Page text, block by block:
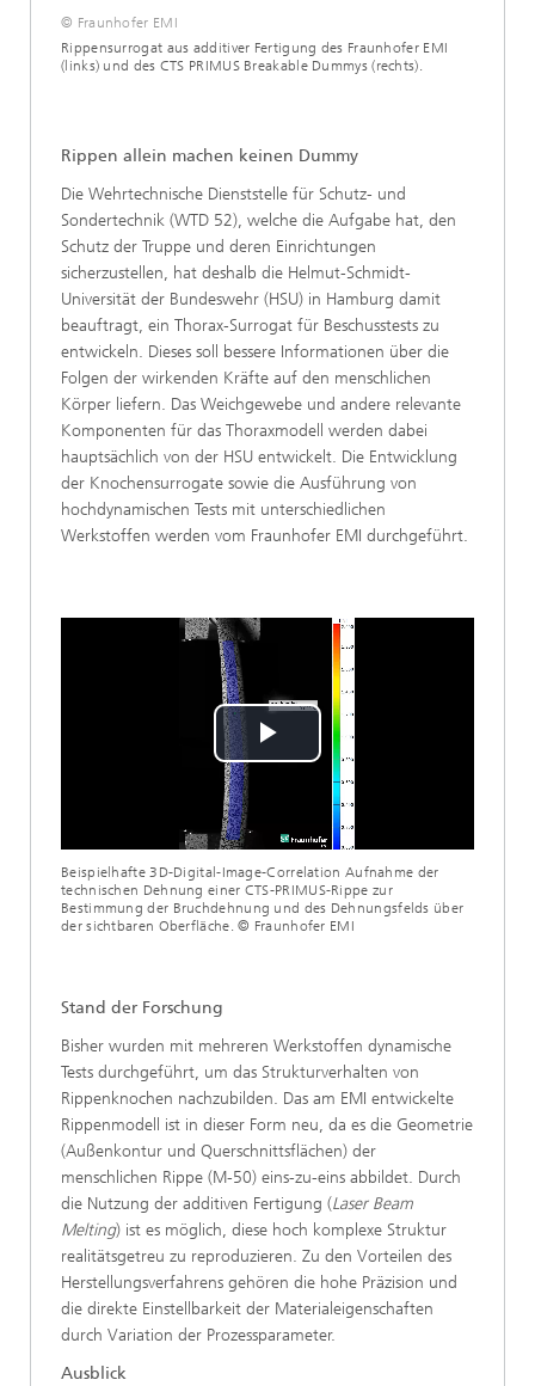
© Fraunhofer EMI
Rippensurrogat aus additiver Fertigung des Fraunhofer EMI
(links) und des CTS PRIMUS Breakable Dummys (rechts).
Rippen allein machen keinen Dummy
Die Wehrtechnische Dienststelle für Schutz- und
Sondertechnik (WTD 52), welche die Aufgabe hat, den
Schutz der Truppe und deren Einrichtungen
sicherzustellen, hat deshalb die Helmut-Schmidt-
Universität der Bundeswehr (HSU) in Hamburg damit
beauftragt, ein Thorax-Surrogat für Beschusstests zu
entwickeln. Dieses soll bessere Informationen über die
Folgen der wirkenden Kräfte auf den menschlichen
Körper liefern. Das Weichgewebe und andere relevante
Komponenten für das Thoraxmodell werden dabei
hauptsächlich von der HSU entwickelt. Die Entwicklung
der Knochensurrogate sowie die Ausführung von
hochdynamischen Tests mit unterschiedlichen
Werkstoffen werden vom Fraunhofer EMI durchgeführt.
Play
Video
Beispielhafte 3D-Digital-Image-Correlation Aufnahme der
technischen Dehnung einer CTS-PRIMUS-Rippe zur
Bestimmung der Bruchdehnung und des Dehnungsfelds über
der sichtbaren Oberfläche. © Fraunhofer EMI
Stand der Forschung
Bisher wurden mit mehreren Werkstoffen dynamische
Tests durchgeführt, um das Strukturverhalten von
Rippenknochen nachzubilden. Das am EMI entwickelte
Rippenmodell ist in dieser Form neu, da es die Geometrie
(Außenkontur und Querschnittsflächen) der
menschlichen Rippe (M-50) eins-zu-eins abbildet. Durch
die Nutzung der additiven Fertigung (Laser Beam
Melting) ist es möglich, diese hoch komplexe Struktur
realitätsgetreu zu reproduzieren. Zu den Vorteilen des
Herstellungsverfahrens gehören die hohe Präzision und
die direkte Einstellbarkeit der Materialeigenschaften
durch Variation der Prozessparameter.
Ausblick